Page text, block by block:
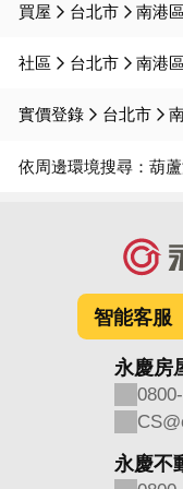
買屋 台北市 南港區
社區 台北市 南港區
實價登錄 台北市
依周邊環境搜尋： 葫
智能客服
永慶房
永慶不